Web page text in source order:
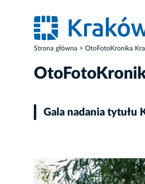
Strona główna OtoFotoKronika
Gala nadania tytułu